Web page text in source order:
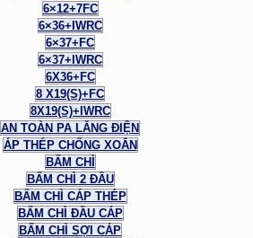
6×12+7FC
6×36+IWRC
6×37+FC
6×37+IWRC
6X36+FC
8 X19(S)+FC
8X19(S)+IWRC
AN TOÀN PA LĂNG ĐIỆN
ÁP THÉP CHỐNG XOẮN
BẤM CHÌ
BẤM CHÌ 2 ĐẦU
BẤM CHÌ CÁP THÉP
BẤM CHÌ ĐẦU CÁP
BẤM CHÌ SỢI CÁP